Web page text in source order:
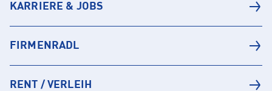
KARRIERE & JOBS
FIRMENRADL
RENT / VERLEIH